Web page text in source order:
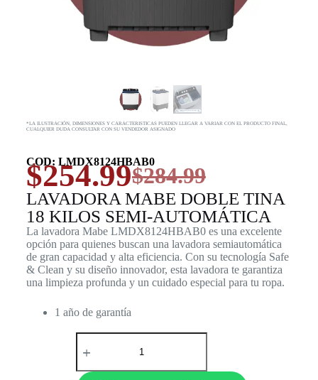
*LA ILUSTRACIÓN, DIMENSIONES Y CARACTERISTICAS PUEDEN LLEGAR A VARIAR CON EL PRODUCTO FINAL,
CUALQUIER DUDA CONSULTAR CON SU VENDEDOR ASIGNADO
COD: LMDX8124HBAB0
$284.99
$254.99
LAVADORA MABE DOBLE TINA
18 KILOS SEMI-AUTOMÁTICA
La lavadora Mabe LMDX8124HBAB0 es una excelente
opción para quienes buscan una lavadora semiautomática
de gran capacidad y alta eficiencia. Con su tecnología Safe
& Clean y su diseño innovador, esta lavadora te garantiza
una limpieza profunda y un cuidado especial para tu ropa.
1 año de garantía